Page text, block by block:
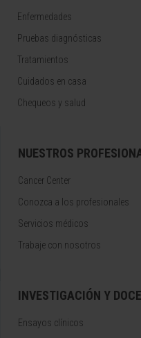
Enfermedades
Pruebas diagnósticas
Tratamientos
Cuidados en casa
Chequeos y salud
NUESTROS
Cancer Center
Conozca a los profesionales
Servicios médicos
Trabaje con nosotros
INVESTIGACIÓN Y
Ensayos clínicos